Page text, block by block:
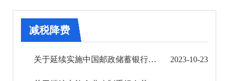
审批改革
住房保障信息公开
减税降费
关于延续实施中国邮政储蓄银行三农金融事业部涉农贷款增值税政策的公告 2023-10-23